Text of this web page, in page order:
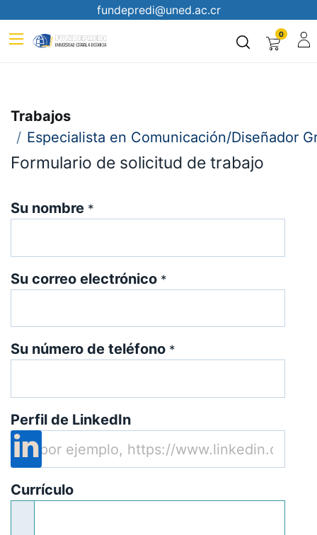
fundepredi@uned.ac.cr
0
Trabajos
Especialista en Comunicación/Diseñador
Formulario de solicitud de trabajo
Su nombre *
Su correo electrónico *
Su número de teléfono *
Perfil de LinkedIn
Currículo